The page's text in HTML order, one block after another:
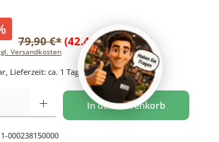
79,90 €* (42.49% gespart)
Versandkosten
Lieferzeit: ca. 1 Tag
den gewünschten Wert ein oder benutze die Schaltflächen um
In den Warenkorb
1-000238150000